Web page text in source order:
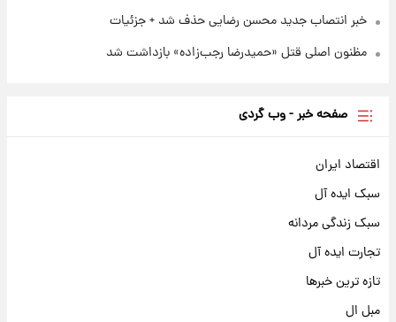
خبر انتصاب جدید محسن رضایی حذف شد + جزئیات
مظنون اصلی قتل «حمیدرضا رجب‌زاده» بازداشت شد
صفحه خبر - وب گردی
اقتصاد ایران
سبک ایده آل
سبک زندگی مردانه
تجارت ایده آل
تازه ترین خبرها
مبل ال